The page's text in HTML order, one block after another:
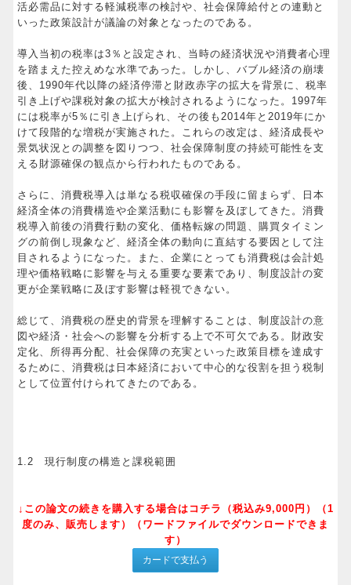
活必需品に対する軽減税率の検討や、社会保障給付との連動と
いった政策設計が議論の対象となったのである。
導入当初の税率は3％と設定され、当時の経済状況や消費者心理
を踏まえた控えめな水準であった。しかし、バブル経済の崩壊
後、1990年代以降の経済停滞と財政赤字の拡大を背景に、税率
引き上げや課税対象の拡大が検討されるようになった。1997年
には税率が5％に引き上げられ、その後も2014年と2019年にか
けて段階的な増税が実施された。これらの改定は、経済成長や
景気状況との調整を図りつつ、社会保障制度の持続可能性を支
える財源確保の観点から行われたものである。
さらに、消費税導入は単なる税収確保の手段に留まらず、日本
経済全体の消費構造や企業活動にも影響を及ぼしてきた。消費
税導入前後の消費行動の変化、価格転嫁の問題、購買タイミン
グの前倒し現象など、経済全体の動向に直結する要因として注
目されるようになった。また、企業にとっても消費税は会計処
理や価格戦略に影響を与える重要な要素であり、制度設計の変
更が企業戦略に及ぼす影響は軽視できない。
総じて、消費税の歴史的背景を理解することは、制度設計の意
図や経済・社会への影響を分析する上で不可欠である。財政安
定化、所得再分配、社会保障の充実といった政策目標を達成す
るために、消費税は日本経済において中心的な役割を担う税制
として位置付けられてきたのである。
1.2 現行制度の構造と課税範囲
↓この論文の続きを購入する場合はコチラ（税込み9,000円）（1
度のみ、販売します）（ワードファイルでダウンロードできま
す）